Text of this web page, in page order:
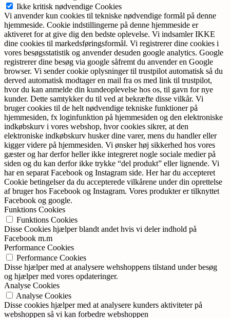
Ikke kritisk nødvendige Cookies
Vi anvender kun cookies til tekniske nødvendige formål på denne
hjemmeside. Cookie indstillingerne på denne hjemmeside er
aktiveret for at give dig den bedste oplevelse. Vi indsamler IKKE
dine cookies til markedsføringsformål. Vi registrerer dine cookies i
vores besøgsstatistik og anvender desuden google analytics. Google
registrerer dine besøg via google såfremt du anvender en Google
browser. Vi sender cookie oplysninger til trustpilot automatisk så du
derved automatisk modtager en mail fra os med link til trustpilot,
hvor du kan anmelde din kundeoplevelse hos os, til gavn for nye
kunder. Dette samtykker du til ved at bekræfte disse vilkår. Vi
bruger cookies til de helt nødvendige tekniske funktioner på
hjemmesiden, fx loginfunktion på hjemmesiden og den elektroniske
indkøbskurv i vores webshop, hvor cookies sikrer, at den
elektroniske indkøbskurv husker dine varer, mens du handler eller
kigger videre på hjemmesiden. Vi ønsker høj sikkerhed hos vores
gæster og har derfor heller ikke integreret nogle sociale medier på
siden og du kan derfor ikke trykke “del produkt” eller lignende. Vi
har en separat Facebook og Instagram side. Her har du accepteret
Cookie betingelser da du accepterede vilkårene under din oprettelse
af bruger hos Facebook og Instagram. Vores produkter er tilknyttet
Facebook og google.
Funktions Cookies
Funktions Cookies
Disse Cookies hjælper blandt andet hvis vi deler indhold på
Facebook m.m
Performance Cookies
Performance Cookies
Disse hjælper med at analysere wehshoppens tilstand under besøg
og hjælper med vores opdateringer.
Analyse Cookies
Analyse Cookies
Disse cookies hjælper med at analysere kunders aktiviteter på
webshoppen så vi kan forbedre webshoppen